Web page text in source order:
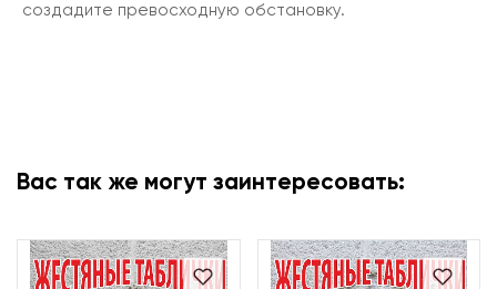
создадите превосходную обстановку.
Вас так же могут заинтересовать: